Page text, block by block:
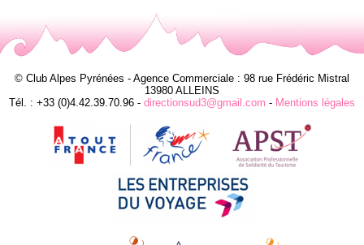
© Club Alpes Pyrénées - Agence Commerciale : 98 rue Frédéric Mistral
13980 ALLEINS
Tél. : +33 (0)4.42.39.70.96 - directionsud3@gmail.com - Mentions légales